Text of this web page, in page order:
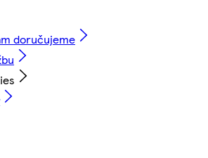
doručujeme